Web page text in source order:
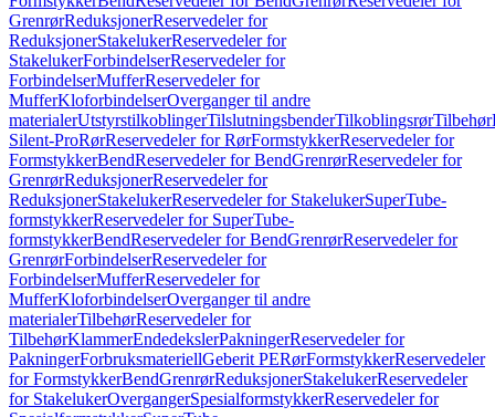
GrenrørReduksjonerReservedeler for
ReduksjonerStakelukerReservedeler for
StakelukerForbindelserReservedeler for
ForbindelserMufferReservedeler for
MufferKloforbindelserOverganger til andre
materialerUtstyrstilkoblingerTilslutningsbenderTilkoblingsrørTilbehør
Silent-ProRørReservedeler for RørFormstykkerReservedeler for
FormstykkerBendReservedeler for BendGrenrørReservedeler for
GrenrørReduksjonerReservedeler for
ReduksjonerStakelukerReservedeler for StakelukerSuperTube-
formstykkerReservedeler for SuperTube-
formstykkerBendReservedeler for BendGrenrørReservedeler for
GrenrørForbindelserReservedeler for
ForbindelserMufferReservedeler for
MufferKloforbindelserOverganger til andre
materialerTilbehørReservedeler for
TilbehørKlammerEndedekslerPakningerReservedeler for
PakningerForbruksmateriellGeberit PERørFormstykkerReservedeler
for FormstykkerBendGrenrørReduksjonerStakelukerReservedeler
for StakelukerOvergangerSpesialformstykkerReservedeler for